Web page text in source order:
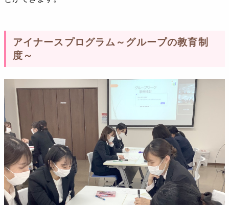
アイナースプログラム～グループの教育制
度～